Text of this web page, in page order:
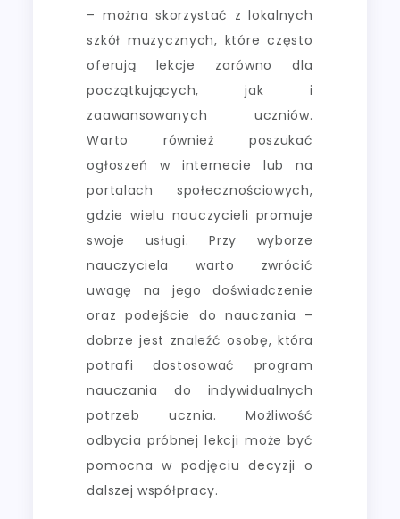
– można skorzystać z lokalnych
szkół muzycznych, które często
oferują lekcje zarówno dla
początkujących, jak i
zaawansowanych uczniów.
Warto również poszukać
ogłoszeń w internecie lub na
portalach społecznościowych,
gdzie wielu nauczycieli promuje
swoje usługi. Przy wyborze
nauczyciela warto zwrócić
uwagę na jego doświadczenie
oraz podejście do nauczania –
dobrze jest znaleźć osobę, która
potrafi dostosować program
nauczania do indywidualnych
potrzeb ucznia. Możliwość
odbycia próbnej lekcji może być
pomocna w podjęciu decyzji o
dalszej współpracy.